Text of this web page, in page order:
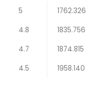
5
1762.326
4.8
1835.756
4.7
1874.815
4.5
1958.140